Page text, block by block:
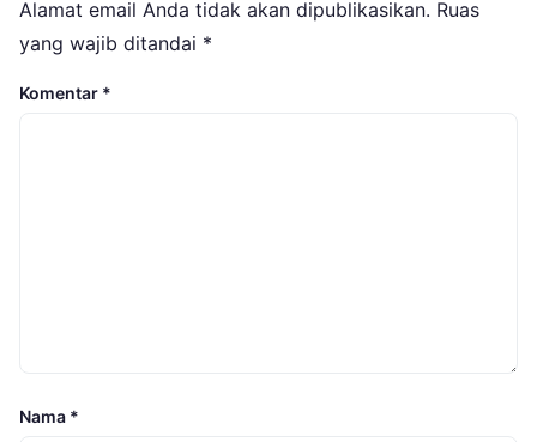
Alamat email Anda tidak akan dipublikasikan. Ruas
yang wajib ditandai *
Komentar *
Nama *